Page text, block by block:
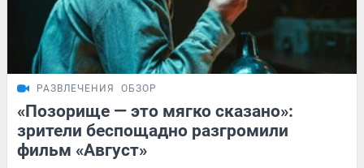
РАЗВЛЕЧЕНИЯ ОБЗОР
«Позорище — это мягко сказано»:
зрители беспощадно разгромили
фильм «Август»